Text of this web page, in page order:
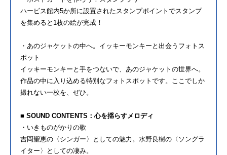
ハービス館内5か所に設置されたスタンプポイントでスタンプ
を集めると1枚の絵が完成！
・あのジャケットの中へ。イッキーモンキーと出会うフォトス
ポット
イッキーモンキーと手をつないで、あのジャケットの世界へ。
作品の中に入り込める特別なフォトスポットです。ここでしか
撮れない一枚を、ぜひ。
■ SOUND CONTENTS：心を揺らすメロディ
・いきものがかりの歌
吉岡聖恵の〈シンガー〉としての魅力。水野良樹の〈ソングラ
イター〉としての凄み。